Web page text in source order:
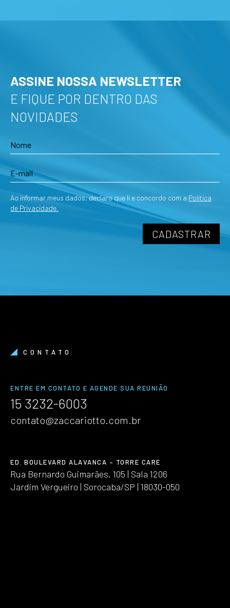
ASSINE NOSSA NEWSLETTER
E FIQUE POR DENTRO DAS
NOVIDADES
Ao informar meus dados, declaro que li e concordo com a Política
de Privacidade.
CONTATO
ENTRE EM CONTATO E AGENDE SUA REUNIÃO
15 3232-6003
contato@zaccariotto.com.br
ED. BOULEVARD ALAVANCA – TORRE CARE
Rua Bernardo Guimarães, 105 | Sala 1206
Jardim Vergueiro | Sorocaba/SP | 18030-050